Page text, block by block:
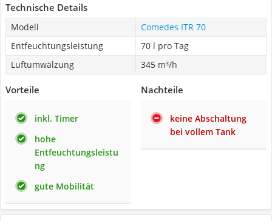
Technische Details
Modell
Comedes ITR 70
Entfeuchtungsleistung
70 l pro Tag
Luftumwälzung
345 m³/h
Vorteile
inkl. Timer
hohe
Entfeuchtungsleistu
ng
gute Mobilität
Nachteile
keine Abschaltung
bei vollem Tank